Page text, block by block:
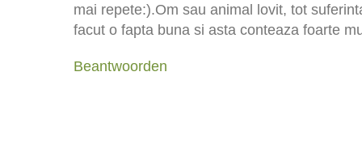
mai repete:).Om sau animal lovit, tot
facut o fapta buna si asta conteaza foarte
Beantwoorden